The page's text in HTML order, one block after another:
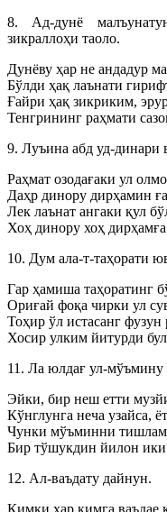
8. Ад-дунё
зикраллоҳи таоло.
Дунёву ҳар не андадур
Бўлди ҳақ лаънати
Ғайри ҳақ зикриким,
Тенгрининг раҳмати
9. Луъина абд уд-динари
Раҳмат озодағаки ул
Даҳр динору дирҳамин
Лек лаънат ангаки қул
Хоҳ динору хоҳ
10. Дум ала-т-таҳорати
Гар ҳамиша таҳоратинг
Ориғай фоқа чирки ул
Тоҳир ўл истасанг фузун
Хосир улким йитурди
11. Ла юлдағ ул-
Эйки, бир неш етти
Кўнглунга неча узайса,
Чунки мўъминни
Бир тўшукдин йилон ики
12. Ал-ваъдату дайнун.
Кимки ҳар кимга ваъдае